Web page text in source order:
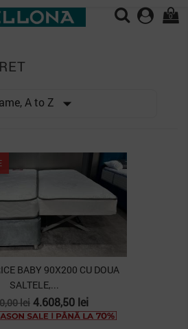
0
A to Z 
BABY 90X200 CU DOUA
SALTELE,...
lei Pret
4.608,50 lei